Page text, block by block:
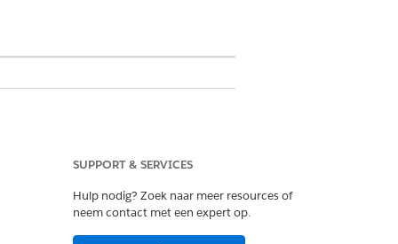
de buitengebruikstelling van
veilig hebben verwijderd.
SUPPORT & SERVICES
Hulp nodig? Zoek naar meer resources of
neem contact met een expert op.